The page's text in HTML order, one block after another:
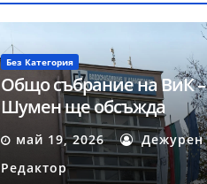
Без Категория
Общо събрание на ВиК –
Шумен ще обсъжда
ключови въпроси на 26
маймай 19, 2026
Дежурен
Редактор